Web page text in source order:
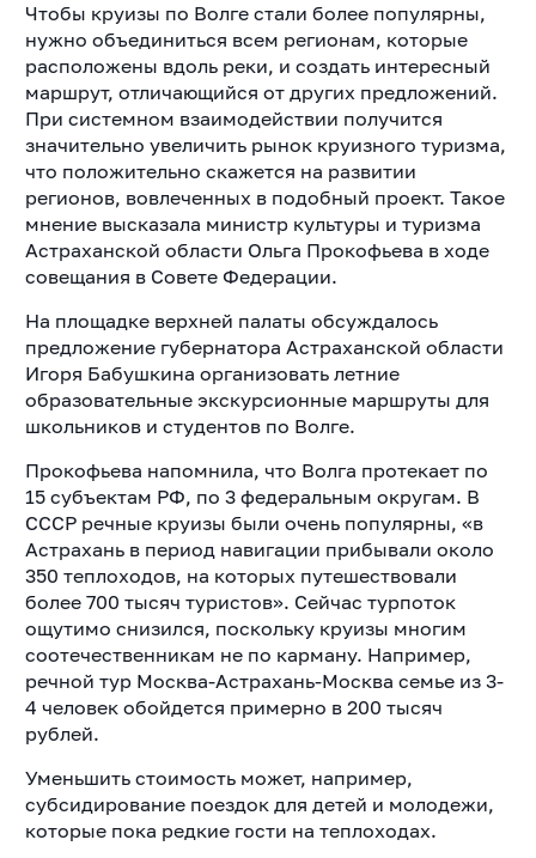
Чтобы круизы по Волге стали более популярны,
нужно объединиться всем регионам, которые
расположены вдоль реки, и создать интересный
маршрут, отличающийся от других предложений.
При системном взаимодействии получится
значительно увеличить рынок круизного туризма,
что положительно скажется на развитии
регионов, вовлеченных в подобный проект. Такое
мнение высказала министр культуры и туризма
Астраханской области Ольга Прокофьева в ходе
совещания в Совете Федерации.
На площадке верхней палаты обсуждалось
предложение губернатора Астраханской области
Игоря Бабушкина организовать летние
образовательные экскурсионные маршруты для
школьников и студентов по Волге.
Прокофьева напомнила, что Волга протекает по
15 субъектам РФ, по 3 федеральным округам. В
СССР речные круизы были очень популярны, «в
Астрахань в период навигации прибывали около
350 теплоходов, на которых путешествовали
более 700 тысяч туристов». Сейчас турпоток
ощутимо снизился, поскольку круизы многим
соотечественникам не по карману. Например,
речной тур Москва-Астрахань-Москва семье из 3-
4 человек обойдется примерно в 200 тысяч
рублей.
Уменьшить стоимость может, например,
субсидирование поездок для детей и молодежи,
которые пока редкие гости на теплоходах.